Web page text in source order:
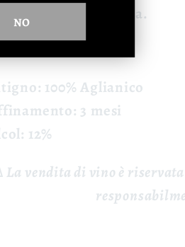
pasta, pesce, pizza.
100% Aglianico
3 mesi
12%
vendita di vino è
NO